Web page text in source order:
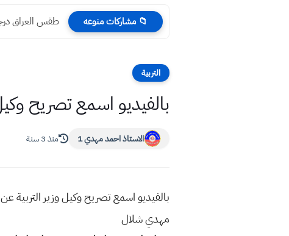
📁 مشاركات منوعه طقس العراق درجات
التربية
بالفيديو اسمع تصريح وكيل
الاستاذ احمد مهدي 1 منذ 3 سنة
مهدي شلال